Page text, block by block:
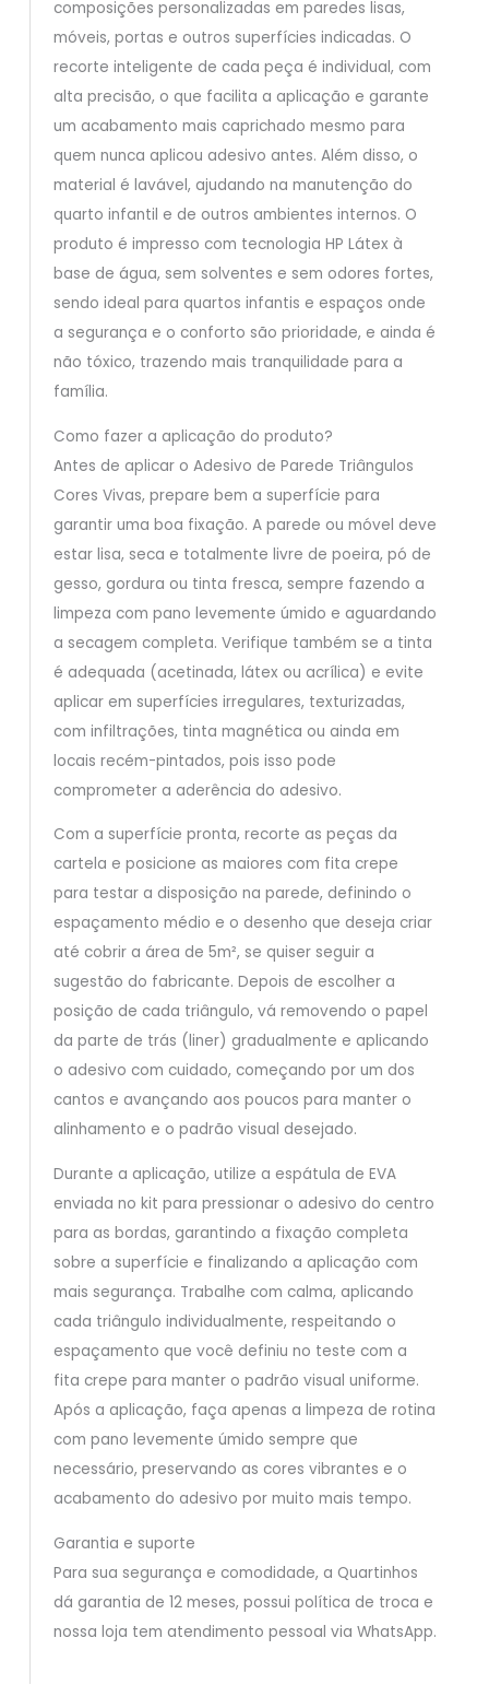
composições personalizadas em paredes lisas,
móveis, portas e outros superfícies indicadas. O
recorte inteligente de cada peça é individual, com
alta precisão, o que facilita a aplicação e garante
um acabamento mais caprichado mesmo para
quem nunca aplicou adesivo antes. Além disso, o
material é lavável, ajudando na manutenção do
quarto infantil e de outros ambientes internos. O
produto é impresso com tecnologia HP Látex à
base de água, sem solventes e sem odores fortes,
sendo ideal para quartos infantis e espaços onde
a segurança e o conforto são prioridade, e ainda é
não tóxico, trazendo mais tranquilidade para a
família.
Como fazer a aplicação do produto?
Antes de aplicar o Adesivo de Parede Triângulos
Cores Vivas, prepare bem a superfície para
garantir uma boa fixação. A parede ou móvel deve
estar lisa, seca e totalmente livre de poeira, pó de
gesso, gordura ou tinta fresca, sempre fazendo a
limpeza com pano levemente úmido e aguardando
a secagem completa. Verifique também se a tinta
é adequada (acetinada, látex ou acrílica) e evite
aplicar em superfícies irregulares, texturizadas,
com infiltrações, tinta magnética ou ainda em
locais recém-pintados, pois isso pode
comprometer a aderência do adesivo.
Com a superfície pronta, recorte as peças da
cartela e posicione as maiores com fita crepe
para testar a disposição na parede, definindo o
espaçamento médio e o desenho que deseja criar
até cobrir a área de 5m², se quiser seguir a
sugestão do fabricante. Depois de escolher a
posição de cada triângulo, vá removendo o papel
da parte de trás (liner) gradualmente e aplicando
o adesivo com cuidado, começando por um dos
cantos e avançando aos poucos para manter o
alinhamento e o padrão visual desejado.
Durante a aplicação, utilize a espátula de EVA
enviada no kit para pressionar o adesivo do centro
para as bordas, garantindo a fixação completa
sobre a superfície e finalizando a aplicação com
mais segurança. Trabalhe com calma, aplicando
cada triângulo individualmente, respeitando o
espaçamento que você definiu no teste com a
fita crepe para manter o padrão visual uniforme.
Após a aplicação, faça apenas a limpeza de rotina
com pano levemente úmido sempre que
necessário, preservando as cores vibrantes e o
acabamento do adesivo por muito mais tempo.
Garantia e suporte
Para sua segurança e comodidade, a Quartinhos
dá garantia de 12 meses, possui política de troca e
nossa loja tem atendimento pessoal via WhatsApp.